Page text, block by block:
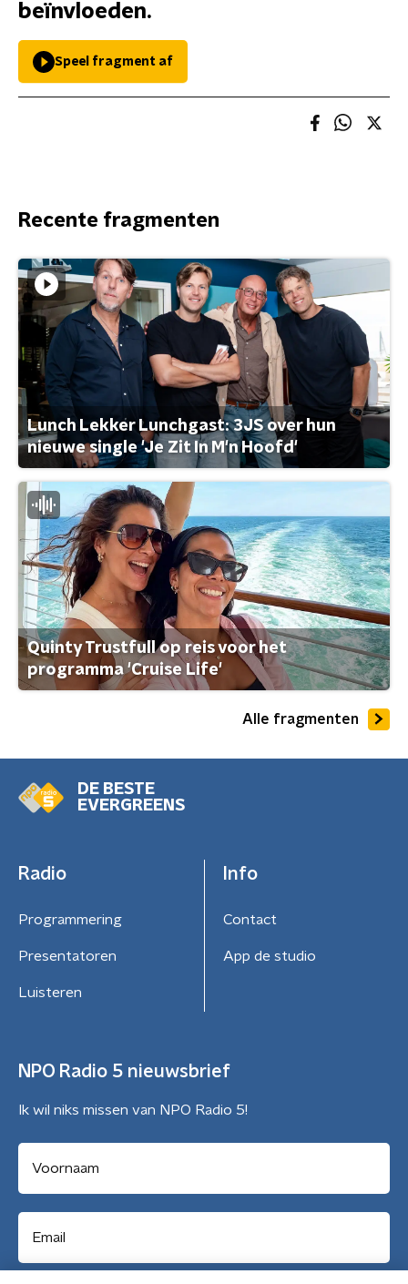
beïnvloeden.
Speel fragment af
Recente fragmenten
Lunch Lekker Lunchgast: 3JS over hun
nieuwe single 'Je Zit In M'n Hoofd'
Quinty Trustfull op reis voor het
programma 'Cruise Life'
Alle fragmenten
DE BESTE
EVERGREENS
Radio
Programmering
Presentatoren
Luisteren
Info
Contact
App de studio
NPO Radio 5 nieuwsbrief
Ik wil niks missen van NPO Radio 5!